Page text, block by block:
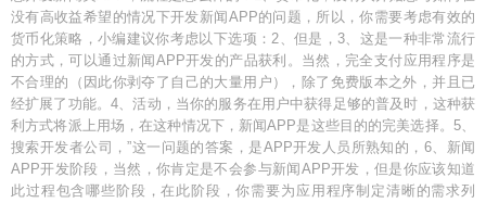
没有高收益希望的情况下开发新闻APP的问题，所以，你需要考虑有效的
货币化策略，小编建议你考虑以下选项：2、但是，3、这是一种非常流行
的方式，可以通过新闻APP开发的产品获利。当然，完全支付应用程序是
不合理的（因此你剥夺了自己的大量用户），除了免费版本之外，并且已
经扩展了功能。4、活动，当你的服务在用户中获得足够的普及时，这种获
利方式将派上用场，在这种情况下，新闻APP是这些目的的完美选择。5、
搜索开发者公司，”这一问题的答案，是APP开发人员所熟知的，6、新闻
APP开发阶段，当然，你肯定是不会参与新闻APP开发，但是你应该知道
此过程包含哪些阶段，在此阶段，你需要为应用程序制定清晰的需求列